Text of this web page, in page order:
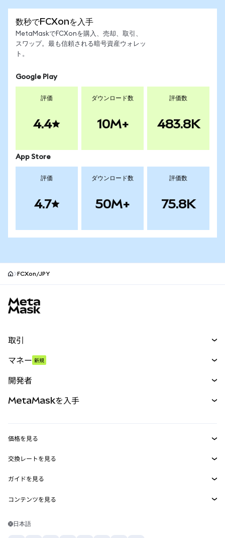
数秒でFCXonを入手
MetaMaskでFCXonを購入、売却、取引、
スワップ。最も信頼される暗号資産ウォレッ
ト。
Google Play
評価
4.4
ダウンロード数
10M+
評価数
483.8K
App Store
評価
4.7
ダウンロード数
50M+
評価数
75.8K
FCXon/JPY
取引
パーペチュアル
RWA
マネー 新規
開発者
MetaMask Connect
Snaps
Web3サービス
MetaMaskを入手
セキュリティ
サポート
キャリア
価格を見る
イーサリアムの価格
Solanaの価格
Tetherの価格
交換レートを見る
ETH→USD
USDT→INR
BTC→INR
ガイドを見る
ETHの購入
コンテンツを見る
Solanaウォレット
日本語